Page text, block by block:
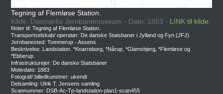
Tegning af Flemløse Station.
Kilde: Danmarks Jernbanemuseum - Dato: 1883 - LINK til kilde.
Noter til: Tegning af Flemløse Station.
Transportselskab/ operatør: De danske Statsbaner i Jylland og Fyn (JFJ)
Jernbanested: Tommerup - Assens
Beskrivelse: Landstation. *Knarreborg, *Nårup, *Glamsbjerg, *Flemløse og
*Ebberup.
Infrastrukturejer: De danske Statsbaner
Motivdato: 1883
Fotograf/ billedkunstner: ukendt
Delsamling: Ulrik T. Jensens samling
Scannummer: DSB-Ac-Tp-landstation-plan1-scan455